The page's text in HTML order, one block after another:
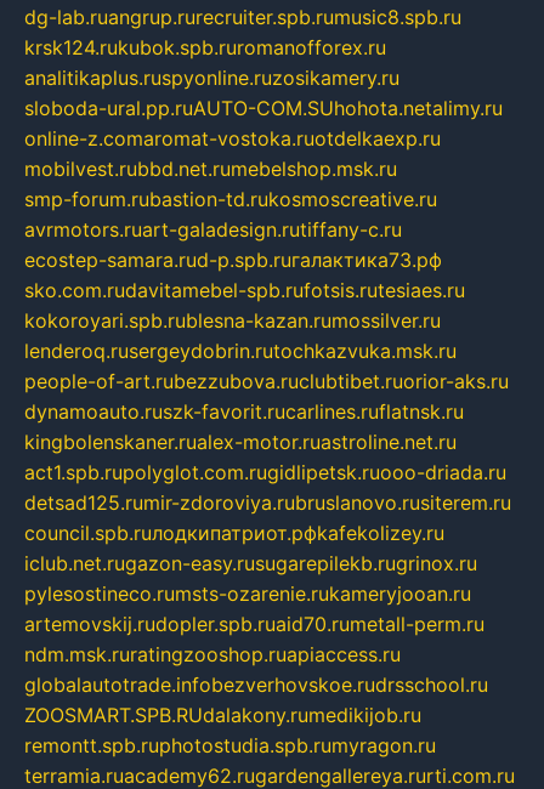
dg-lab.ruangrup.rurecruiter.spb.rumusic8.spb.ru
krsk124.rukubok.spb.ruromanofforex.ru
analitikaplus.ruspyonline.ruzosikamery.ru
sloboda-ural.pp.ruAUTO-COM.SUhohota.netalimy.ru
online-z.comaromat-vostoka.ruotdelkaexp.ru
mobilvest.rubbd.net.rumebelshop.msk.ru
smp-forum.rubastion-td.rukosmoscreative.ru
avrmotors.ruart-galadesign.rutiffany-c.ru
ecostep-samara.rud-p.spb.ruгалактика73.рф
sko.com.rudavitamebel-spb.rufotsis.rutesiaes.ru
kokoroyari.spb.rublesna-kazan.rumossilver.ru
lenderoq.rusergeydobrin.rutochkazvuka.msk.ru
people-of-art.rubezzubova.ruclubtibet.ruorior-aks.ru
dynamoauto.ruszk-favorit.rucarlines.ruflatnsk.ru
kingbolenskaner.rualex-motor.ruastroline.net.ru
act1.spb.rupolyglot.com.rugidlipetsk.ruooo-driada.ru
detsad125.rumir-zdoroviya.rubruslanovo.rusiterem.ru
council.spb.ruлодкипатриот.рфkafekolizey.ru
iclub.net.rugazon-easy.rusugarepilekb.rugrinox.ru
pylesostineco.rumsts-ozarenie.rukameryjooan.ru
artemovskij.rudopler.spb.ruaid70.rumetall-perm.ru
ndm.msk.ruratingzooshop.ruapiaccess.ru
globalautotrade.infobezverhovskoe.rudrsschool.ru
ZOOSMART.SPB.RUdalakony.rumedikijob.ru
remontt.spb.ruphotostudia.spb.rumyragon.ru
terramia.ruacademy62.rugardengallereya.rurti.com.ru